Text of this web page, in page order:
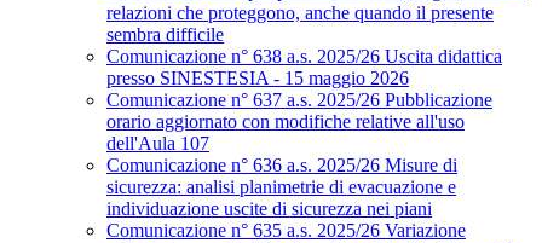
relazioni che proteggono, anche quando il presente
sembra difficile
Comunicazione n° 638 a.s. 2025/26 Uscita didattica
presso SINESTESIA - 15 maggio 2026
Comunicazione n° 637 a.s. 2025/26 Pubblicazione
orario aggiornato con modifiche relative all'uso
dell'Aula 107
Comunicazione n° 636 a.s. 2025/26 Misure di
sicurezza: analisi planimetrie di evacuazione e
individuazione uscite di sicurezza nei piani
Comunicazione n° 635 a.s. 2025/26 Variazione